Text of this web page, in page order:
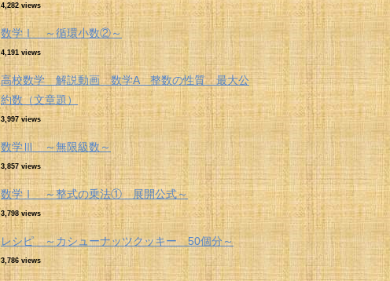
4,282 views
数学Ⅰ ～循環小数②～
4,191 views
高校数学 解説動画 数学A 整数の性質 最大公
約数（文章題）
3,997 views
数学Ⅲ ～無限級数～
3,857 views
数学Ⅰ ～整式の乗法① 展開公式～
3,798 views
レシピ ～カシューナッツクッキー 50個分～
3,786 views